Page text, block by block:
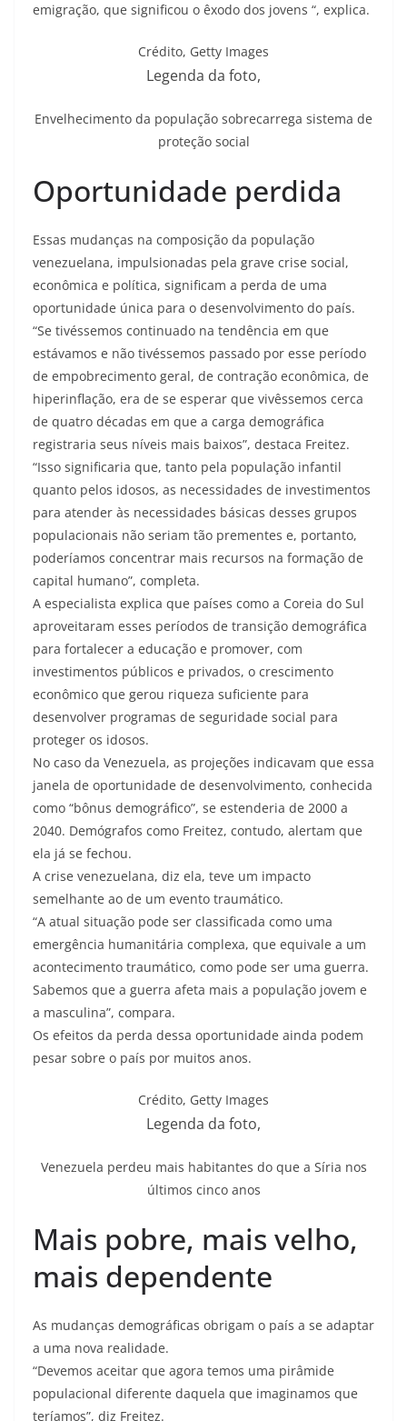
emigração, que significou o êxodo dos jovens “, explica.
Crédito, Getty Images
Legenda da foto,
Envelhecimento da população sobrecarrega sistema de
proteção social
Oportunidade perdida
Essas mudanças na composição da população
venezuelana, impulsionadas pela grave crise social,
econômica e política, significam a perda de uma
oportunidade única para o desenvolvimento do país.
“Se tivéssemos continuado na tendência em que
estávamos e não tivéssemos passado por esse período
de empobrecimento geral, de contração econômica, de
hiperinflação, era de se esperar que vivêssemos cerca
de quatro décadas em que a carga demográfica
registraria seus níveis mais baixos”, destaca Freitez.
“Isso significaria que, tanto pela população infantil
quanto pelos idosos, as necessidades de investimentos
para atender às necessidades básicas desses grupos
populacionais não seriam tão prementes e, portanto,
poderíamos concentrar mais recursos na formação de
capital humano”, completa.
A especialista explica que países como a Coreia do Sul
aproveitaram esses períodos de transição demográfica
para fortalecer a educação e promover, com
investimentos públicos e privados, o crescimento
econômico que gerou riqueza suficiente para
desenvolver programas de seguridade social para
proteger os idosos.
No caso da Venezuela, as projeções indicavam que essa
janela de oportunidade de desenvolvimento, conhecida
como “bônus demográfico”, se estenderia de 2000 a
2040. Demógrafos como Freitez, contudo, alertam que
ela já se fechou.
A crise venezuelana, diz ela, teve um impacto
semelhante ao de um evento traumático.
“A atual situação pode ser classificada como uma
emergência humanitária complexa, que equivale a um
acontecimento traumático, como pode ser uma guerra.
Sabemos que a guerra afeta mais a população jovem e
a masculina”, compara.
Os efeitos da perda dessa oportunidade ainda podem
pesar sobre o país por muitos anos.
Crédito, Getty Images
Legenda da foto,
Venezuela perdeu mais habitantes do que a Síria nos
últimos cinco anos
Mais pobre, mais velho,
mais dependente
As mudanças demográficas obrigam o país a se adaptar
a uma nova realidade.
“Devemos aceitar que agora temos uma pirâmide
populacional diferente daquela que imaginamos que
teríamos”, diz Freitez.